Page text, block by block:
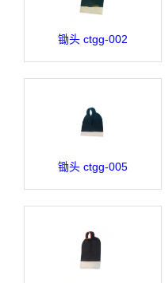
锄头 ctgg-002
锄头 ctgg-005